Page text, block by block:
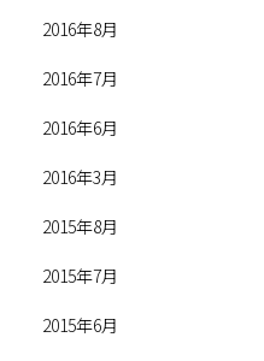
2016年8月
2016年7月
2016年6月
2016年3月
2015年8月
2015年7月
2015年6月